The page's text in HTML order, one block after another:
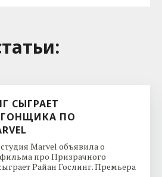
СЫГРАЕТ
ГОНЩИКА ПО
Marvel объявила о
про Призрачного
Райан Гослинг. Премьера